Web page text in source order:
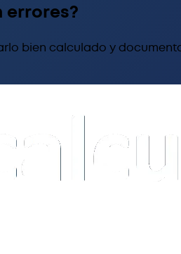
errores?
bien calculado y